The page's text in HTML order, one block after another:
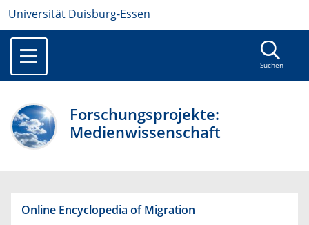
Universität Duisburg-Essen
Suchen
Forschungsprojekte:
Medienwissenschaft
Online Encyclopedia of Migration